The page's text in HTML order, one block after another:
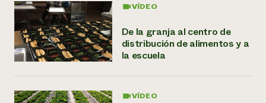
VÍDEO
De la granja al centro de
distribución de alimentos y a
la escuela
VÍDEO